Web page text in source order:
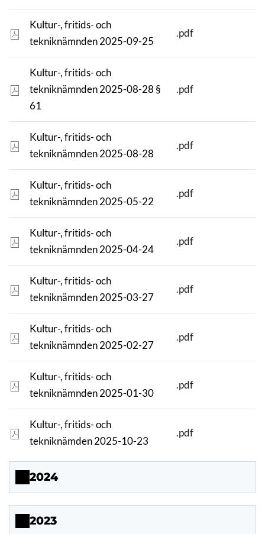
Kultur-, fritids- och
tekniknämnden 2025-09-25
.pdf
Kultur-, fritids- och
tekniknämnden 2025-08-28 §
61
.pdf
Kultur-, fritids- och
tekniknämnden 2025-08-28
.pdf
Kultur-, fritids- och
tekniknämnden 2025-05-22
.pdf
Kultur-, fritids- och
tekniknämnden 2025-04-24
.pdf
Kultur-, fritids- och
tekniknämnden 2025-03-27
.pdf
Kultur-, fritids- och
tekniknämnden 2025-02-27
.pdf
Kultur-, fritids- och
tekniknämnden 2025-01-30
.pdf
Kultur-, fritids- och
tekniknämden 2025-10-23
.pdf
2024
2023